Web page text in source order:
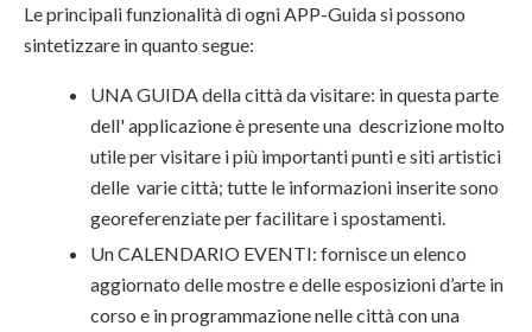
Le principali funzionalità di ogni APP-Guida si possono
sintetizzare in quanto segue:
UNA GUIDA della città da visitare: in questa parte
dell' applicazione è presente una descrizione molto
utile per visitare i più importanti punti e siti artistici
delle varie città; tutte le informazioni inserite sono
georeferenziate per facilitare i spostamenti.
Un CALENDARIO EVENTI: fornisce un elenco
aggiornato delle mostre e delle esposizioni d’arte in
corso e in programmazione nelle città con una